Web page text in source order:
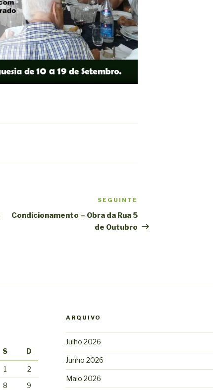
seguinte
SEGUINTE
Condicionamento – Obra da Rua 5
de Outubro
S D
1
2
8
9
ARQUIVO
Julho 2026
Junho 2026
Maio 2026